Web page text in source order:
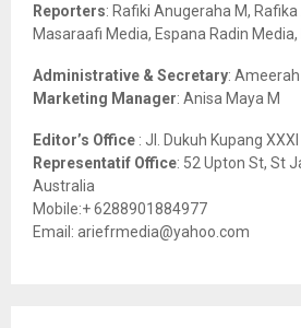
Reporters: Rafiki Anugeraha M,
Masaraafi Media, Espana Radin
Administrative & Secretary:
Marketing Manager: Anisa Maya M
Editor’s Office : Jl. Dukuh Kupang
Representatif Office: 52 Upton St, St
Australia
Mobile:+ 6288901884977
Email: ariefrmedia@yahoo.com